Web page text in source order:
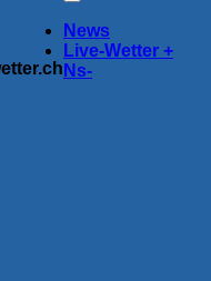
News
Live-Wetter +
Ns-